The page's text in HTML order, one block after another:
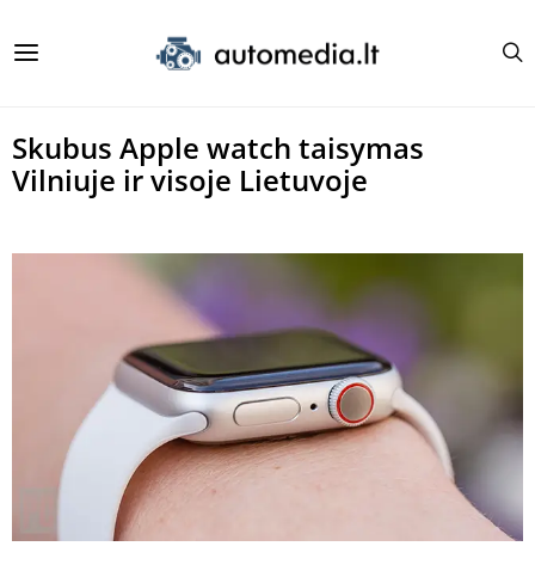
Skubus Apple watch taisymas
Vilniuje ir visoje Lietuvoje